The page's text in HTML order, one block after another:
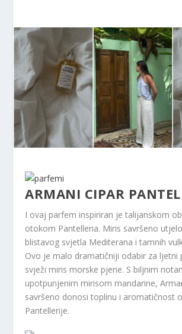
ARMANI CIPAR
I ovaj parfem inspiriran je talijanskom
otokom Pantelleria. Miris savršeno
blistavog svjetla Mediterana i tamnih
Ovo je malo dramatičniji odabir za ljetni
svježi miris morske pjene. S biljnim
upotpunjenim mirisom mandarine,
savršeno donosi toplinu i aromatičnost
Pantellerije.